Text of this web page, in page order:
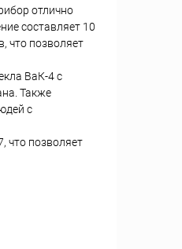
отлично
составляет 10
что позволяет
BаК-4 с
Также
с
что позволяет